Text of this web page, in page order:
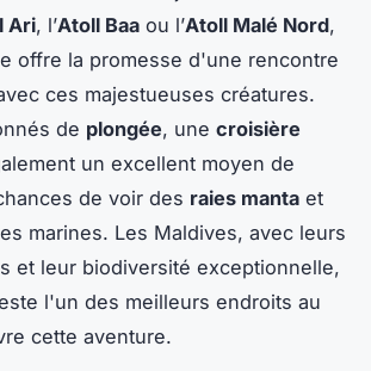
Ari, l’Atoll Baa ou l’Atoll Malé Nord,
offre la promesse d'une rencontre
ces majestueuses créatures.
de plongée, une croisière
un excellent moyen de
de voir des raies manta et
marines. Les Maldives, avec leurs
et leur biodiversité exceptionnelle,
l'un des meilleurs endroits au
cette aventure.